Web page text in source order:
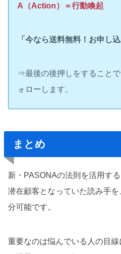
A（Action）＝行動喚起
「今なら送料無料！お申し
⇒最後の後押しをすること
ォローします。
まとめ
新・PASONAの法則を活用す
潜在顧客となっていた読み手
分可能です。
重要なのは悩んでいる人の目